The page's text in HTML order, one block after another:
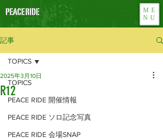
ME
NU
記事
TOPICS
PEACE RIDE 開催情報
PEACE RIDE ソロ記念写真
PEACE RIDE 会場SNAP
TOPICS
R12
2025年3月10日